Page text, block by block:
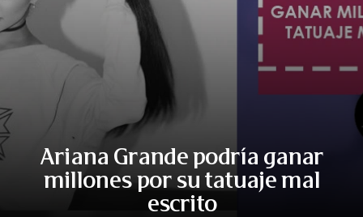
Ariana Grande podría ganar
millones por su tatuaje mal
escrito